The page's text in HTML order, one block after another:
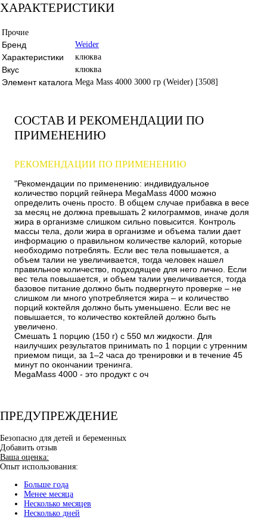
ХАРАКТЕРИСТИКИ
Прочие
Бренд Weider
Характеристики клюква
Вкус клюква
Элемент каталога Mega Mass 4000 3000 гр (Weider) [3508]
СОСТАВ И РЕКОМЕНДАЦИИ ПО
ПРИМЕНЕНИЮ
РЕКОМЕНДАЦИИ ПО ПРИМЕНЕНИЮ
"Рекомендации по применению: индивидуальное
количество порций гейнера MegaMass 4000 можно
определить очень просто. В общем случае прибавка в весе
за месяц не должна превышать 2 килограммов, иначе доля
жира в организме слишком сильно повысится. Контроль
массы тела, доли жира в организме и объема талии дает
информацию о правильном количестве калорий, которые
необходимо потреблять. Если вес тела повышается, а
объем талии не увеличивается, тогда человек нашел
правильное количество, подходящее для него лично. Если
вес тела повышается, и объем талии увеличивается, тогда
базовое питание должно быть подвергнуто проверке – не
слишком ли много употребляется жира – и количество
порций коктейля должно быть уменьшено. Если вес не
повышается, то количество коктейлей должно быть
увеличено.
Смешать 1 порцию (150 г) с 550 мл жидкости. Для
наилучших результатов принимать по 1 порции с утренним
приемом пищи, за 1–2 часа до тренировки и в течение 45
минут по окончании тренинга.
MegaMass 4000 - это продукт с оч
ПРЕДУПРЕЖДЕНИЕ
Безопасно для детей и беременных
Добавить отзыв
Ваша оценка:
Опыт использования:
Больше года
Менее месяца
Несколько месяцев
Несколько дней